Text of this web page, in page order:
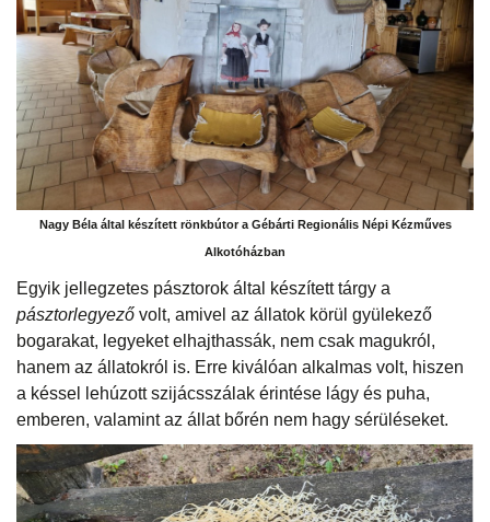
Nagy Béla által készített rönkbútor a Gébárti Regionális Népi Kézműves
Alkotóházban
Egyik jellegzetes pásztorok által készített tárgy a
pásztorlegyező volt, amivel az állatok körül gyülekező
bogarakat, legyeket elhajthassák, nem csak magukról,
hanem az állatokról is. Erre kiválóan alkalmas volt, hiszen
a késsel lehúzott szijácsszálak érintése lágy és puha,
emberen, valamint az állat bőrén nem hagy sérüléseket.